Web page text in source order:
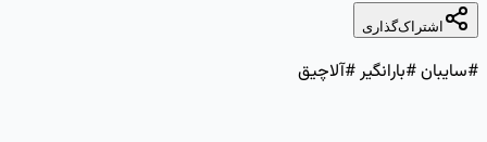
اشتراک‌گذاری
#بارانگیر #آلاچیق